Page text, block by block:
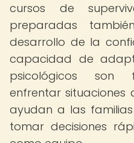
cursos de
preparadas
desarrollo de la
capacidad de
psicológicos son
enfrentar situaciones
ayudan a las
tomar decisiones